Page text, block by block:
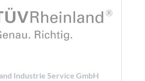
Industrie Service GmbH